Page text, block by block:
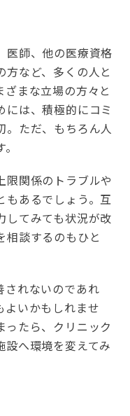
医師、他の医療資格
など、多くの人と
まな立場の方々と
には、積極的にコミ
。ただ、もちろん人
限関係のトラブルや
もあるでしょう。互
してみても状況が改
相談するのもひと
されないのであれ
よいかもしれませ
ったら、クリニック
へ環境を変えてみ